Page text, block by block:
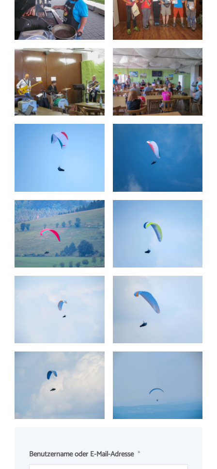
Benutzername oder E-Mail-Adresse *